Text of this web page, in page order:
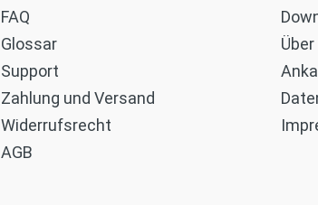
FAQ
Glossar
Support
Zahlung und Versand
Widerrufsrecht
AGB